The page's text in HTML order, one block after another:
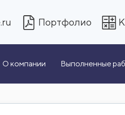
Портфолио
О компании Выполненные